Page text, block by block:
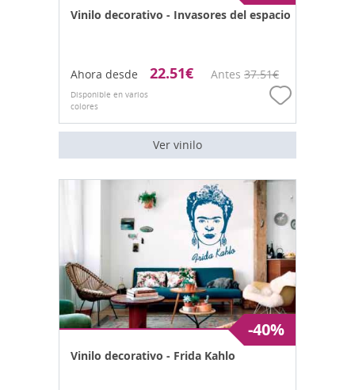
Vinilo decorativo - Invasores del espacio
Ahora desde 22.51€ Antes 37.51€
Disponible en varios
colores
Ver vinilo
Vinilo decorativo - Frida Kahlo
-40%